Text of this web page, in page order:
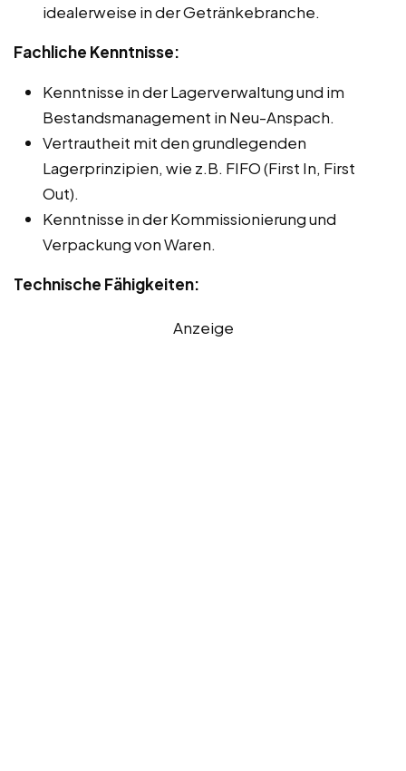
idealerweise in der Getränkebranche.
Fachliche Kenntnisse:
Kenntnisse in der Lagerverwaltung und im
Bestandsmanagement in Neu-Anspach.
Vertrautheit mit den grundlegenden
Lagerprinzipien, wie z.B. FIFO (First In, First
Out).
Kenntnisse in der Kommissionierung und
Verpackung von Waren.
Technische Fähigkeiten:
Anzeige